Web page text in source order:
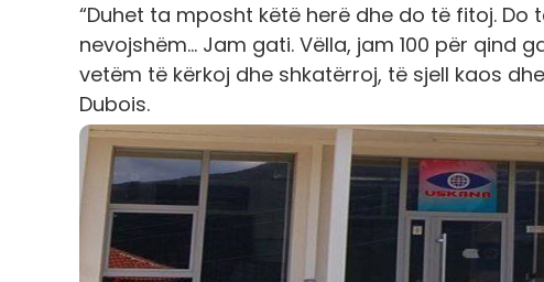
“Duhet ta mposht këtë herë dhe do të fitoj.
nevojshëm… Jam gati. Vëlla, jam 100 për qind
vetëm të kërkoj dhe shkatërroj, të sjell kaos
Dubois.